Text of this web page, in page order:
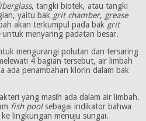
, tangki biotek, atau tangki
yaitu bak grit chamber, grease
akan terkumpul pada bak grit
untuk menyaring padatan besar.
mengurangi polutan dan tersaring
4 bagian tersebut, air limbah
ada penambahan klorin dalam bak
yang masih ada dalam air limbah.
fish poolsebagai indikator bahwa
lingkungan menuju sungai.